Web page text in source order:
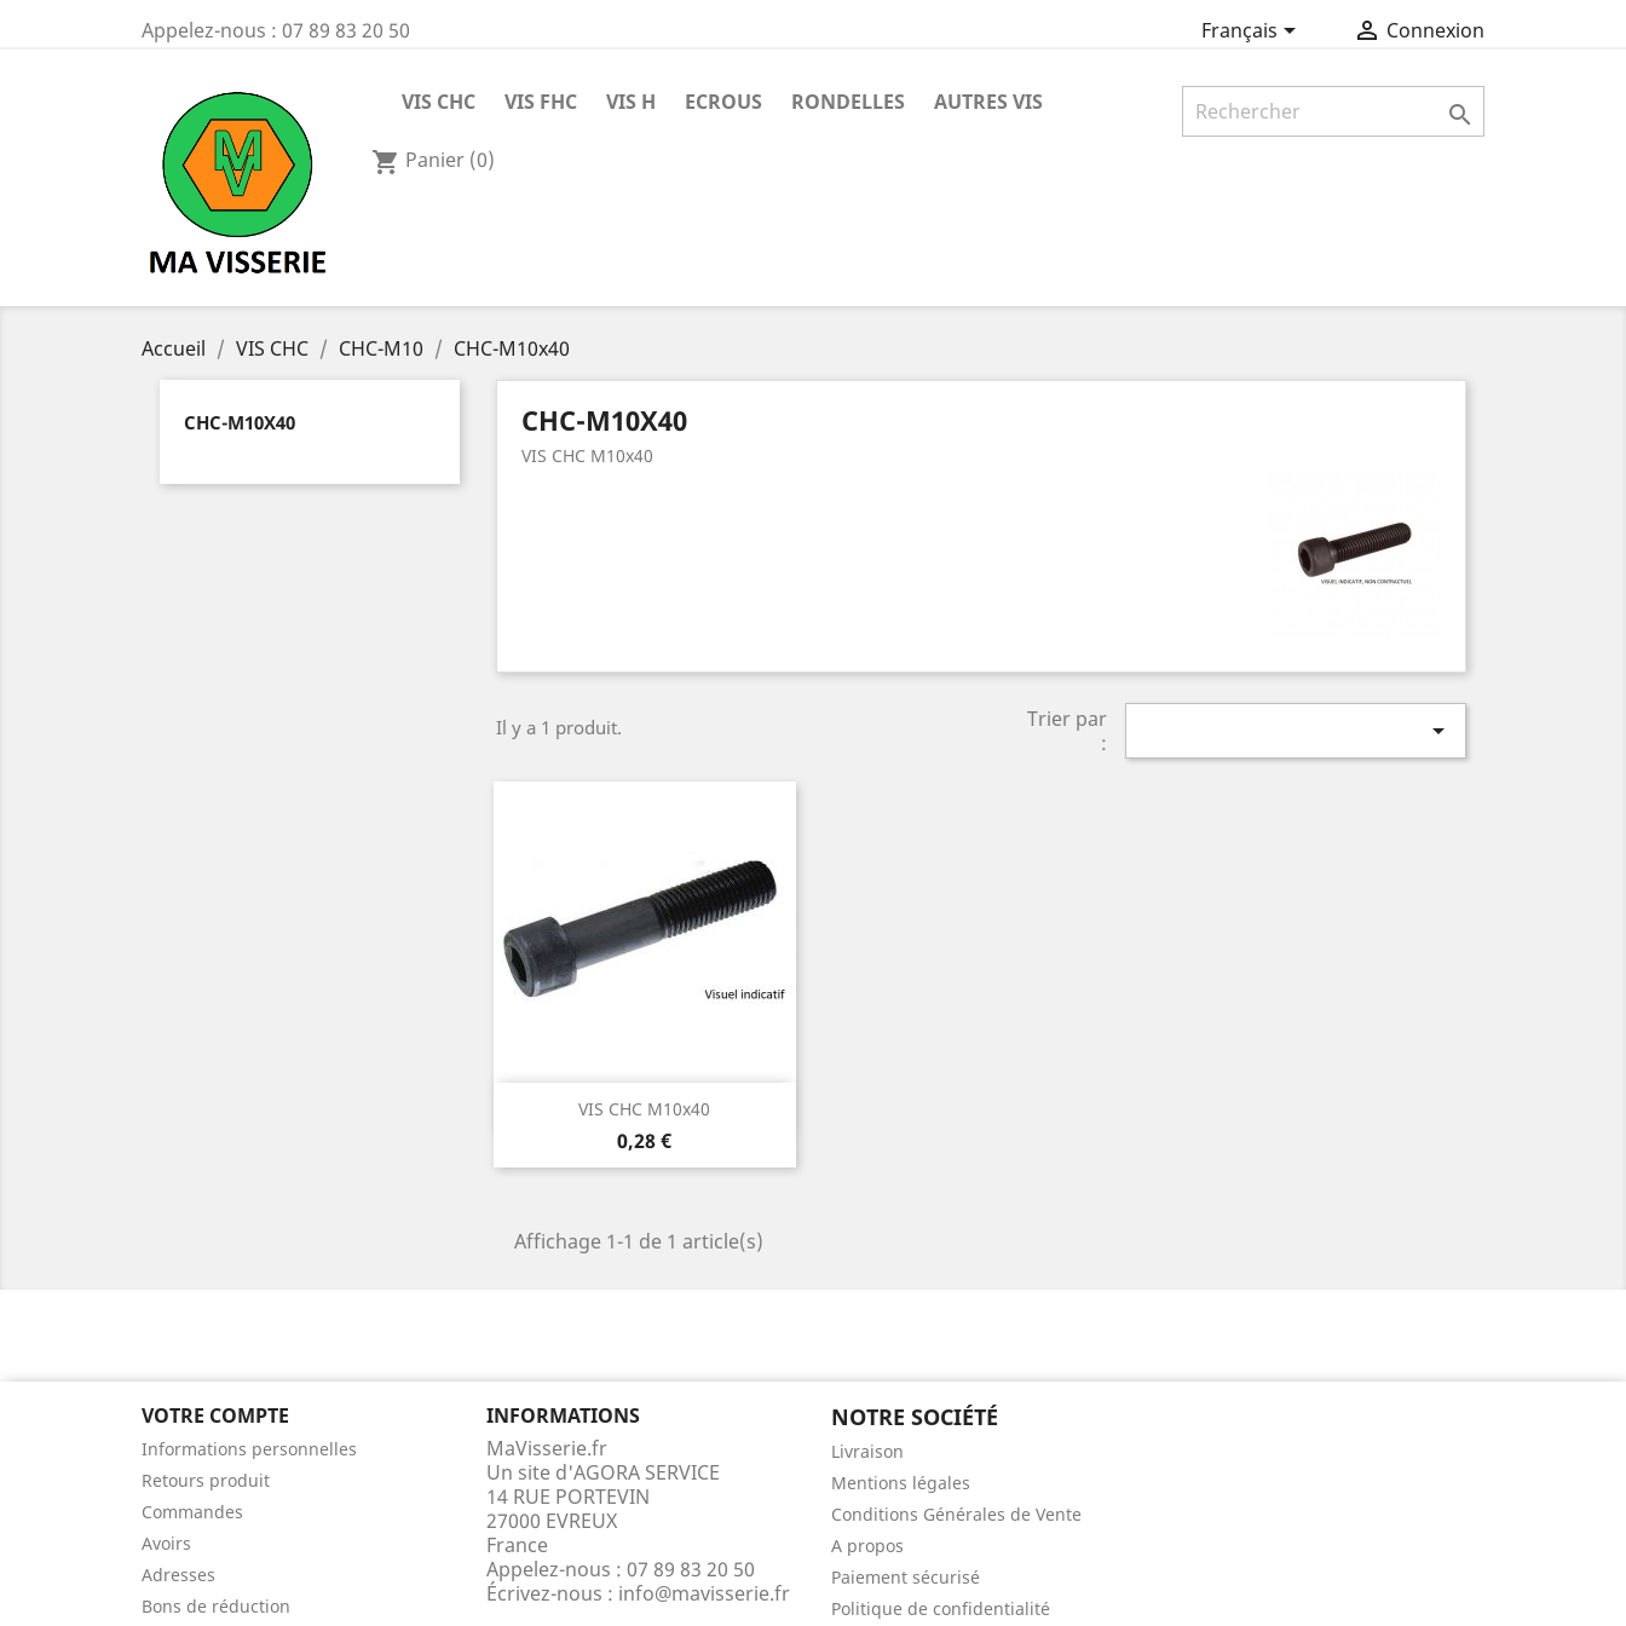
Appelez-nous : 07 89 83 20 50 Français  Connexion
VIS CHC VIS FHC VIS H ECROUS RONDELLES AUTRES VIS

shopping_cart Panier (0)
Accueil VIS CHC CHC-M10 CHC-M10x40
CHC-M10X40 CHC-M10X40
VIS CHC M10x40
Il y a 1 produit.
Trier par
:

VIS CHC M10x40
Prix
0,28 €
Aperçu rapide
Affichage 1-1 de 1 article(s)
VOTRE COMPTE
Informations personnelles
Retours produit
Commandes
Avoirs
Adresses
Bons de réduction
INFORMATIONS
MaVisserie.fr
Un site d'AGORA SERVICE
14 RUE PORTEVIN
27000 EVREUX
France
Appelez-nous : 07 89 83 20 50
Écrivez-nous : info@mavisserie.fr
NOTRE SOCIÉTÉ
Livraison
Mentions légales
Conditions Générales de Vente
A propos
Paiement sécurisé
Politique de confidentialité